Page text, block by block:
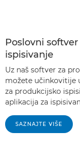
Poslovni
ispisivanje
Uz naš softver za
možete učinkovitije
za produkcijsko
aplikacija za
SAZNAJTE VIŠE